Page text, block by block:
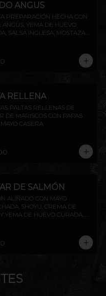
ANGUS
PREPARACIÓN HECHA CON
ANGUS, YEMA DE HUEVO
SALSA INGLESA, MOSTAZA
DE LA CASA.
RELLENA
PALTAS RELLENAS DE
DE MARISCOS CON PAPAS
CASERA.
DE SALMÓN
ALIÑADO CON MAYO
SHOYU, CREMA DE
YEMA DE HUEVO CURADA,